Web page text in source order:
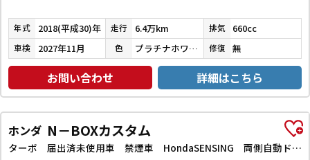
年式 2018(平成30)年 走行 6.4万km 排気 660cc
車検 2027年11月 色 プラチナホワイトパール 修復 無
お問い合わせ 詳細はこちら
ホンダ N－BOXカスタム
ターボ 届出済未使用車 禁煙車 HondaSENSING 両側自動ドア アダプティブクルーズコントロール 電子パーキング 革巻きステアリング パドルシフト 前席シートヒーター LEDヘッドライト スマートキー